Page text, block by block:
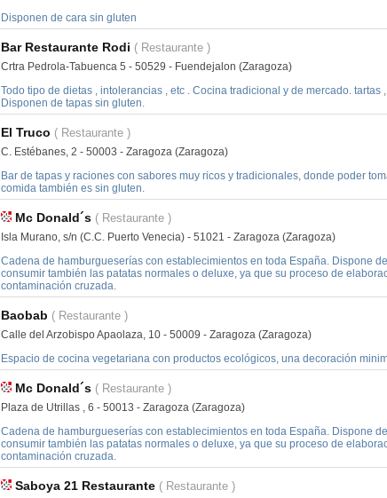
Disponen de cara sin gluten
Bar Restaurante Rodi ( Restaurante )
Crtra Pedrola-Tabuenca 5 - 50529 - Fuendejalon (Zaragoza)
Todo tipo de dietas , intolerancias , etc . Cocina tradicional y de mercado. tartas
Disponen de tapas sin gluten.
El Truco ( Restaurante )
C. Estébanes, 2 - 50003 - Zaragoza (Zaragoza)
Bar de tapas y raciones con sabores muy ricos y tradicionales, donde poder
comida también es sin gluten.
Mc Donald´s ( Restaurante )
Isla Murano, s/n (C.C. Puerto Venecia) - 51021 - Zaragoza (Zaragoza)
Cadena de hamburgueserías con establecimientos en toda España. Dispone
consumir también las patatas normales o deluxe, ya que su proceso de
contaminación cruzada.
Baobab ( Restaurante )
Calle del Arzobispo Apaolaza, 10 - 50009 - Zaragoza (Zaragoza)
Espacio de cocina vegetariana con productos ecológicos, una decoración
Mc Donald´s ( Restaurante )
Plaza de Utrillas , 6 - 50013 - Zaragoza (Zaragoza)
Cadena de hamburgueserías con establecimientos en toda España. Dispone
consumir también las patatas normales o deluxe, ya que su proceso de
contaminación cruzada.
Saboya 21 Restaurante ( Restaurante )